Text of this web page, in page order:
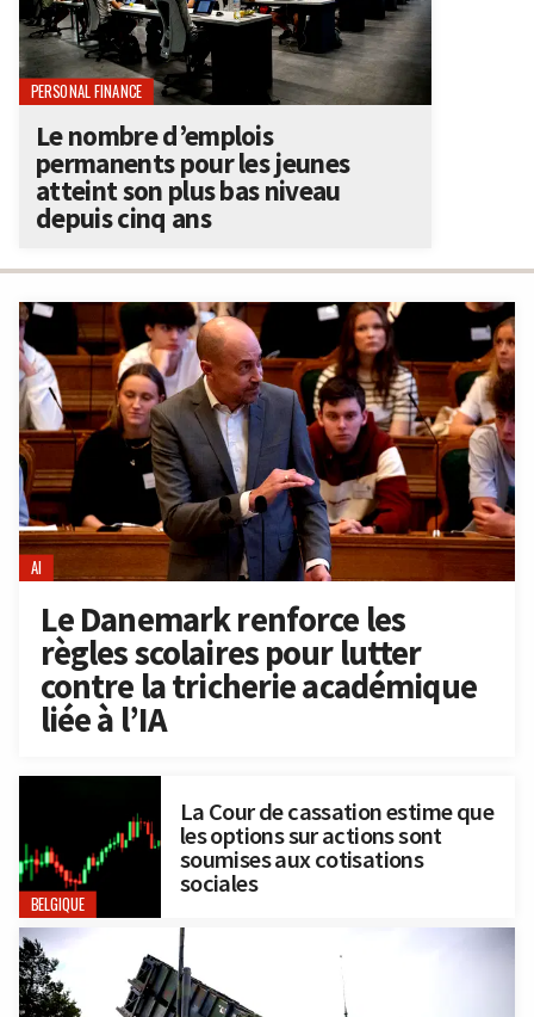
AI
Le Danemark renforce les
règles scolaires pour lutter
contre la tricherie académique
liée à l’IA
BELGIQUE
La Cour de cassation estime que
les options sur actions sont
soumises aux cotisations
sociales
PERSONAL FINANCE
Le nombre d’emplois
permanents pour les jeunes
atteint son plus bas niveau
depuis cinq ans